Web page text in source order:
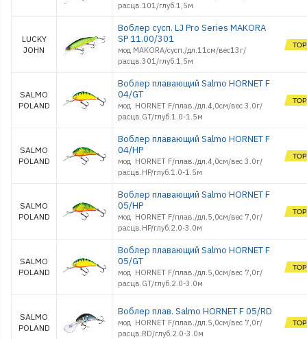
расцв.101/глуб.1,5м
LUCKY
JOHN
Воблер сусп. LJ Pro Series MAKORA
SP 11.00/301
мод MAKORA/сусп./дл.11см/вес13г/
расцв.301/глуб.1,5м
SALMO
POLAND
Воблер плавающий Salmo HORNET F
04/GT
мод HORNET F/плав./дл.4,0см/вес 3.0г/
расцв.GT/глуб.1.0-1.5м
SALMO
POLAND
Воблер плавающий Salmo HORNET F
04/HP
мод HORNET F/плав./дл.4,0см/вес 3.0г/
расцв.HP/глуб.1.0-1.5м
SALMO
POLAND
Воблер плавающий Salmo HORNET F
05/HP
мод HORNET F/плав./дл.5,0см/вес 7,0г/
расцв.HP/глуб.2.0-3.0м
SALMO
POLAND
Воблер плавающий Salmo HORNET F
05/GT
мод HORNET F/плав./дл.5,0см/вес 7,0г/
расцв.GT/глуб.2.0-3.0м
SALMO
POLAND
Воблер плав. Salmo HORNET F 05/RD
мод HORNET F/плав./дл.5,0см/вес 7,0г/
расцв.RD/глуб.2.0-3.0м